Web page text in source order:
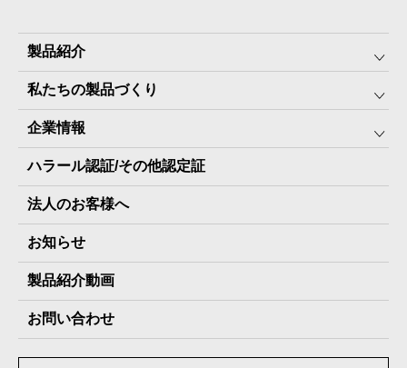
製品紹介
みんなの保存⾷
The Next Dekade10年保存
The Next Dekade7年保存
JARAペットフード7年保存
その他製品
私たちの製品づくり
SDGSへの取り組み
JARA(ペット⽤防災備蓄⾷)について
地産地消パッケージについて
企業情報
社⻑ご挨拶
スタッフ紹介
会社概要
製品納入実績
情報セキュリティ基本方針
ハラール認証/その他認定証
法人のお客様へ
お知らせ
製品紹介動画
お問い合わせ